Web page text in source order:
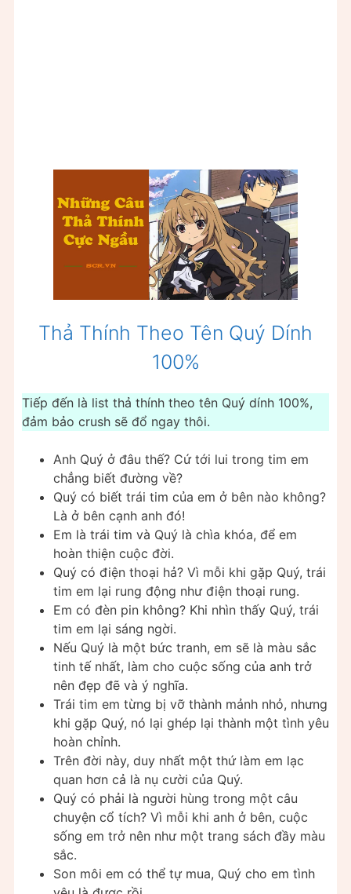
Thả Thính Theo Tên Quý Dính
100%
Tiếp đến là list thả thính theo tên Quý dính 100%,
đảm bảo crush sẽ đổ ngay thôi.
Anh Quý ở đâu thế? Cứ tới lui trong tim em
chẳng biết đường về?
Quý có biết trái tim của em ở bên nào không?
Là ở bên cạnh anh đó!
Em là trái tim và Quý là chìa khóa, để em
hoàn thiện cuộc đời.
Quý có điện thoại hả? Vì mỗi khi gặp Quý, trái
tim em lại rung động như điện thoại rung.
Em có đèn pin không? Khi nhìn thấy Quý, trái
tim em lại sáng ngời.
Nếu Quý là một bức tranh, em sẽ là màu sắc
tinh tế nhất, làm cho cuộc sống của anh trở
nên đẹp đẽ và ý nghĩa.
Trái tim em từng bị vỡ thành mảnh nhỏ, nhưng
khi gặp Quý, nó lại ghép lại thành một tình yêu
hoàn chỉnh.
Trên đời này, duy nhất một thứ làm em lạc
quan hơn cả là nụ cười của Quý.
Quý có phải là người hùng trong một câu
chuyện cổ tích? Vì mỗi khi anh ở bên, cuộc
sống em trở nên như một trang sách đầy màu
sắc.
Son môi em có thể tự mua, Quý cho em tình